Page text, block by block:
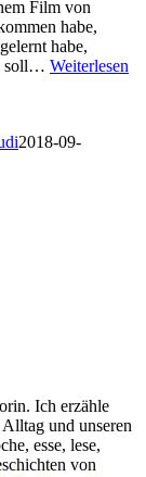
Film von
habe,
habe,
soll… Weiterlesen
2018-09-
Ich erzähle
und unseren
esse, lese,
von